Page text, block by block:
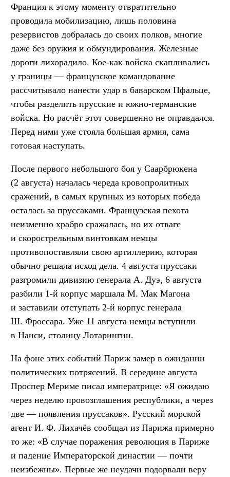
Франция к этому моменту отвратительно
проводила мобилизацию, лишь половина
резервистов добралась до своих полков, многие
даже без оружия и обмундирования. Железные
дороги лихорадило. Кое-как войска скапливались
у границы — французское командование
рассчитывало нанести удар в баварском Пфальце,
чтобы разделить прусские и южно-германские
войска. Но расчёт этот совершенно не оправдался.
Перед ними уже стояла большая армия, сама
готовая наступать.
После первого небольшого боя у Саарбрюкена
(2 августа) началась череда кровопролитных
сражений, в самых крупных из которых победа
осталась за пруссаками. Французская пехота
неизменно храбро сражалась, но их отваге
и скорострельным винтовкам немцы
противопоставляли свою артиллерию, которая
обычно решала исход дела. 4 августа пруссаки
разгромили дивизию генерала А. Дуэ, 6 августа
разбили 1-й корпус маршала М. Мак Магона
и заставили отступать 2-й корпус генерала
Ш. Фроссара. Уже 11 августа немцы вступили
в Нанси, столицу Лотарингии.
На фоне этих событий Париж замер в ожидании
политических потрясений. В середине августа
Проспер Мериме писал императрице: «Я ожидаю
через неделю провозглашения республики, а через
две — появления пруссаков». Русский морской
агент И. Ф. Лихачёв сообщал из Парижа примерно
то же: «В случае поражения революция в Париже
и падение Императорской династии — почти
неизбежны». Первые же неудачи подорвали веру